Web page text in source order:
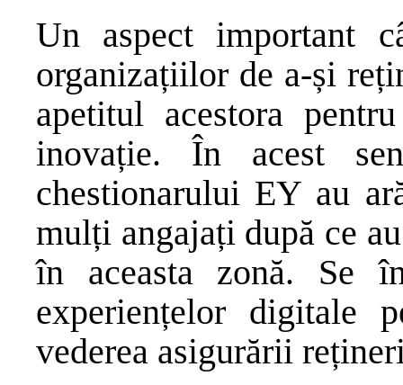
Un aspect important
organizațiilor de a-și
apetitul acestora
inovație. În acest
chestionarului EY au
mulți angajați după ce
în aceasta zonă. Se
experiențelor digitale
vederea asigurării